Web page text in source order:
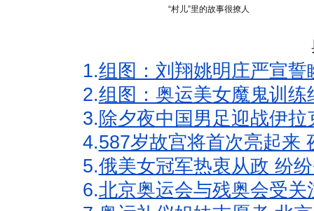
“村儿”里的故事很撩人
1.组图：刘翔姚明庄严宣
2.组图：奥运美女魔鬼训
3. 除夕夜中国男足迎战伊
4.587岁故宫将首次亮起来
5.俄美女冠军热衷从政 纷
6.北京奥运会与残奥会受